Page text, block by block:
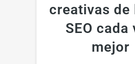
creativas de
SEO cada
mejor